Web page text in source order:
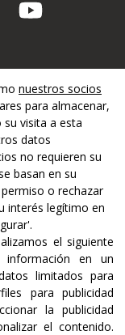
nuestros socios
para almacenar,
visita a esta
datos
no requieren su
basan en su
o rechazar
interés legítimo en
el siguiente
información en un
limitados para
para publicidad
la publicidad
el contenido.